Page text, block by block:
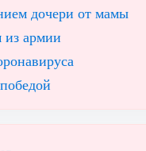
дочери от мамы
из армии